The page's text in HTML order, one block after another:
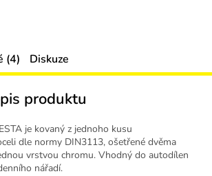
(4) Diskuze
produktu
je kovaný z jednoho kusu
dle normy DIN3113, ošetřené dvěma
vrstvou chromu. Vhodný do autodílen
nářadí.